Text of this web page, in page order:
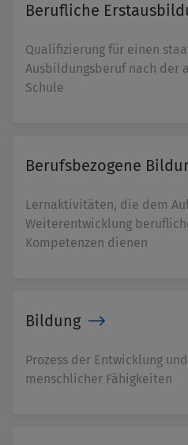
Berufliche
Qualifizierung für einen
Ausbildungsberuf nach der
Schule
Berufsbezogene
Lernaktivitäten, die dem
Weiterentwicklung
Kompetenzen dienen
Bildung
Prozess der Entwicklung
menschlicher Fähigkeiten